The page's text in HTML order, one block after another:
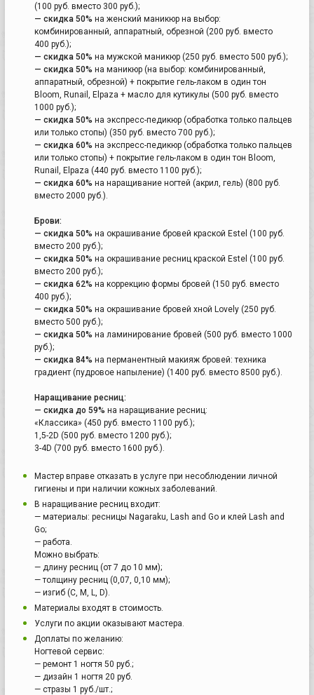
(100 руб. вместо 300 руб.);
— скидка 50% на женский маникюр на выбор:
комбинированный, аппаратный, обрезной (200 руб. вместо
400 руб.);
— скидка 50% на мужской маникюр (250 руб. вместо 500 руб.);
— скидка 50% на маникюр (на выбор: комбинированный,
аппаратный, обрезной) + покрытие гель-лаком в один тон
Bloom, Runail, Elpaza + масло для кутикулы (500 руб. вместо
1000 руб.);
— скидка 50% на экспресс-педикюр (обработка только пальцев
или только стопы) (350 руб. вместо 700 руб.);
— скидка 60% на экспресс-педикюр (обработка только пальцев
или только стопы) + покрытие гель-лаком в один тон Bloom,
Runail, Elpaza (440 руб. вместо 1100 руб.);
— скидка 60% на наращивание ногтей (акрил, гель) (800 руб.
вместо 2000 руб.).
Брови:
— скидка 50% на окрашивание бровей краской Estel (100 руб.
вместо 200 руб.);
— скидка 50% на окрашивание ресниц краской Estel (100 руб.
вместо 200 руб.);
— скидка 62% на коррекцию формы бровей (150 руб. вместо
400 руб.);
— скидка 50% на окрашивание бровей хной Lovely (250 руб.
вместо 500 руб.);
— скидка 50% на ламинирование бровей (500 руб. вместо 1000
руб.);
— скидка 84% на перманентный макияж бровей: техника
градиент (пудровое напыление) (1400 руб. вместо 8500 руб.).
Наращивание ресниц:
— скидка до 59% на наращивание ресниц:
«Классика» (450 руб. вместо 1100 руб.);
1,5-2D (500 руб. вместо 1200 руб.);
3-4D (700 руб. вместо 1600 руб.).
Мастер вправе отказать в услуге при несоблюдении личной
гигиены и при наличии кожных заболеваний.
В наращивание ресниц входит:
— материалы: ресницы Nagaraku, Lash and Go и клей Lash and
Go;
— работа.
Можно выбрать:
— длину ресниц (от 7 до 10 мм);
— толщину ресниц (0,07, 0,10 мм);
— изгиб (C, М, L, D).
Материалы входят в стоимость.
Услуги по акции оказывают мастера.
Доплаты по желанию:
Ногтевой сервис:
— ремонт 1 ногтя 50 руб.;
— дизайн 1 ногтя 20 руб.
— стразы 1 руб./шт.;